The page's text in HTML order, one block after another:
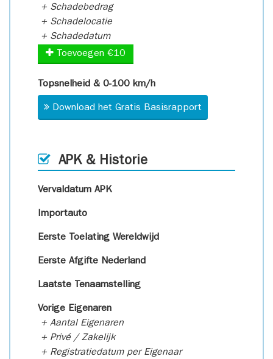
+ Schadebedrag
+ Schadelocatie
+ Schadedatum
Toevoegen €10
Topsnelheid & 0-100 km/h
Download het Gratis Basisrapport
APK & Historie
Vervaldatum APK
Importauto
Eerste Toelating Wereldwijd
Eerste Afgifte Nederland
Laatste Tenaamstelling
Vorige Eigenaren
+ Aantal Eigenaren
+ Privé / Zakelijk
+ Registratiedatum per Eigenaar